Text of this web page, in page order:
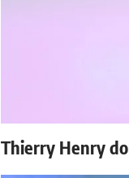
Thierry Henry